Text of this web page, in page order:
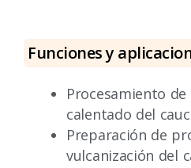
Funciones y
Procesamiento
calentado del
Preparación de
vulcanización del